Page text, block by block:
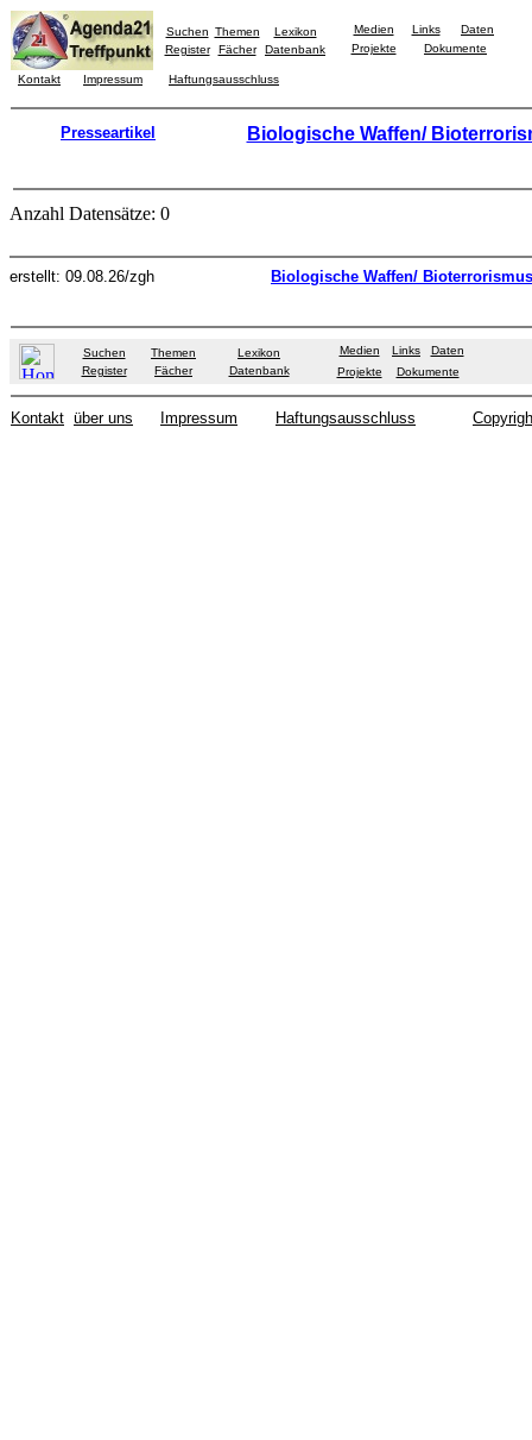
Suchen Themen
Lexikon
Register
Fächer Datenbank
Medien Links
Daten
Projekte
Dokumente
Kontakt Impressum Haftungsausschluss
Presseartikel Biologische Waffen/
Anzahl Datensätze: 0
erstellt: 09.08.26/zgh Biologische Waffen/ Bioterrorismus
Suchen Themen
Lexikon
Register
Fächer Datenbank
Medien Links
Daten
Projekte
Dokumente
Kontakt über uns Impressum Haftungsausschluss